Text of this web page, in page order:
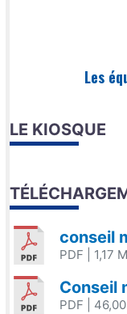
Les
LE KIOSQUE
conseil
PDF | 1,17
Conseil
PDF |